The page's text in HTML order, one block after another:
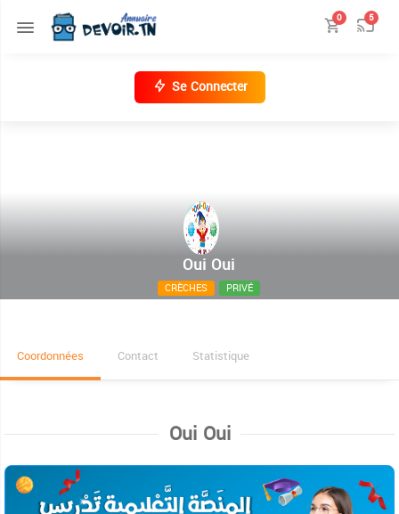
0 5
Se Connecter
Oui Oui
CRÈCHES PRIVÉ
2, Rue Mohamed Ben Ammar Ouertani, Menzah 6
Coordonnées Contact Statistique
Oui Oui